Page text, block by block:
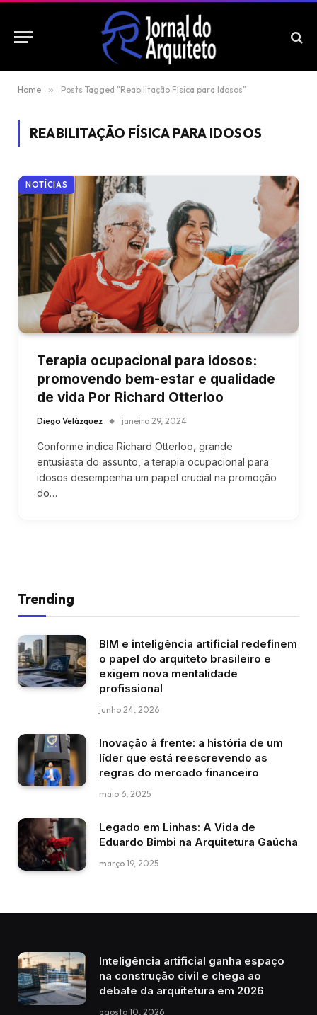
Home » Posts Tagged "Reabilitação Física para Idosos"
REABILITAÇÃO FÍSICA PARA IDOSOS
NOTÍCIAS
Terapia ocupacional para idosos:
promovendo bem-estar e qualidade
de vida Por Richard Otterloo
Diego Velázquez janeiro 29, 2024
Conforme indica Richard Otterloo, grande
entusiasta do assunto, a terapia ocupacional para
idosos desempenha um papel crucial na promoção
do…
Trending
BIM e inteligência artificial redefinem
o papel do arquiteto brasileiro e
exigem nova mentalidade
profissional
junho 24, 2026
Inovação à frente: a história de um
líder que está reescrevendo as
regras do mercado financeiro
maio 6, 2025
Legado em Linhas: A Vida de
Eduardo Bimbi na Arquitetura Gaúcha
março 19, 2025
Inteligência artificial ganha espaço
na construção civil e chega ao
debate da arquitetura em 2026
agosto 10, 2026